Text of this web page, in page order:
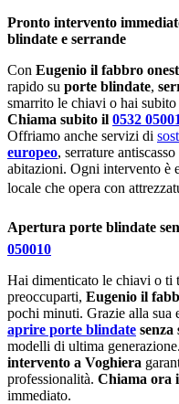
Pronto intervento
blindate e serrande
Con Eugenio il fabbro
rapido su porte blindate,
smarrito le chiavi o hai
Chiama subito il 0532
Offriamo anche servizi di
europeo, serrature
abitazioni. Ogni intervento è
locale che opera con
Apertura porte blindate
050010
Hai dimenticato le chiavi o ti
preoccuparti, Eugenio il
pochi minuti. Grazie alla sua
aprire porte blindate senza
modelli di ultima
intervento a Voghiera
professionalità. Chiama ora
immediato.